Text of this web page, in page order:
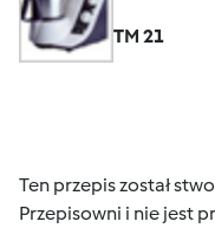
TM 21
Ten przepis został
Przepisowni i nie jest